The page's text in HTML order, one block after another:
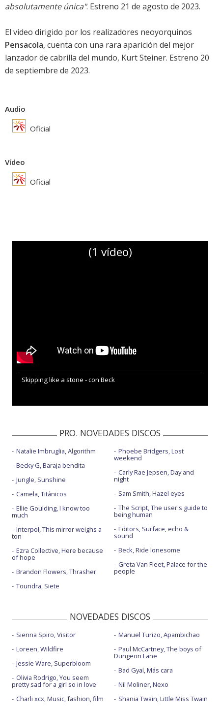
absolutamente única". Estreno 21 de agosto de 2023.
El video dirigido por los realizadores neoyorquinos
Pensacola, cuenta con una rara aparición del mejor
lanzador de cabrilla del mundo, Kurt Steiner. Estreno 20
de septiembre de 2023.
Audio
Oficial
Vídeo
Oficial
(1 vídeo)
Skipping like a stone - con Beck
PRO. NOVEDADES DISCOS
Natalie Imbruglia, Algorithm
Becky G, Baraja bendita
Jungle, Sunshine
Camela, Titánicos
Ellie Goulding, I know too
much
Interpol, This mirror weighs a
ton
Ezra Collective, Here because
of hope
Brandon Flowers, Thrasher
Toundra, Siete
Phoebe Bridgers, Lost
weekend
Carly Rae Jepsen, Day and
night
Sam Smith, Hazel eyes
The Script, The user's guide to
being human
Editors, Surface, echo &
sound
Beck, Ride lonesome
Greta Van Fleet, Palace for the
people
NOVEDADES DISCOS
Sienna Spiro, Visitor
Loreen, Wildfire
Jessie Ware, Superbloom
Olivia Rodrigo, You seem
pretty sad for a girl so in love
Charli xcx, Music, fashion, film
Manuel Turizo, Apambichao
Paul McCartney, The boys of
Dungeon Lane
Bad Gyal, Más cara
Nil Moliner, Nexo
Shania Twain, Little Miss Twain